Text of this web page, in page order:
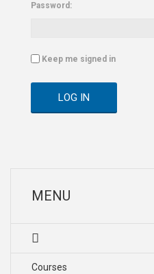
Password:
Keep me signed in
LOG IN
MENU
Courses